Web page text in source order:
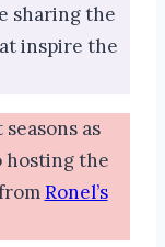
sharing the
inspire the
as
hosting the
Ronel’s